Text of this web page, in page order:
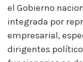
el Gobierno
integrada por
empresarial,
dirigentes